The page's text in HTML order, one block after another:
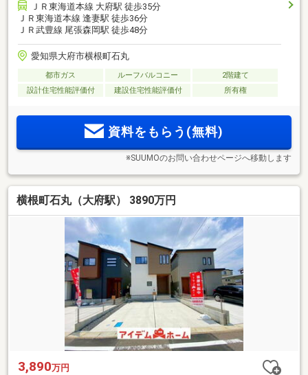
ＪＲ東海道本線 大府駅 徒歩35分
ＪＲ東海道本線 逢妻駅 徒歩36分
ＪＲ武豊線 尾張森岡駅 徒歩48分
愛知県大府市横根町石丸
都市ガス ルーフバルコニー
2階建て
設計住宅性能評価付
建設住宅性能評価付 所有権
資料をもらう(無料)
※SUUMOのお問い合わせページへ移動します
横根町石丸（大府駅） 3890万円
3,890万円